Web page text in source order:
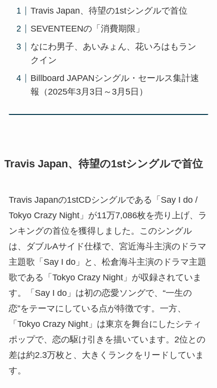
Travis Japan、待望の1stシングルで首位
SEVENTEENの「消費期限」
なにわ男子、あいみょん、花いろはもラン
クイン
Billboard JAPANシングル・セールス集計速
報（2025年3月3日～3月5日）
Travis Japan、待望の1stシングルで首位
Travis Japanの1stCDシングルである「Say I do /
Tokyo Crazy Night」が11万7,086枚を売り上げ、ラ
ンキングの首位を獲得しました。このシングル
は、ダブルAサイド仕様で、宮近海斗主演のドラマ
主題歌「Say I do」と、松倉海斗主演のドラマ主題
歌である「Tokyo Crazy Night」が収録されていま
す。「Say I do」は初の恋愛ソングで、“一生の
恋”をテーマにしている点が特徴です。一方、
「Tokyo Crazy Night」は東京を舞台にしたシティ
ポップで、恋の駆け引きを描いています。2位との
差は約2.3万枚と、大きくランクをリードしていま
す。